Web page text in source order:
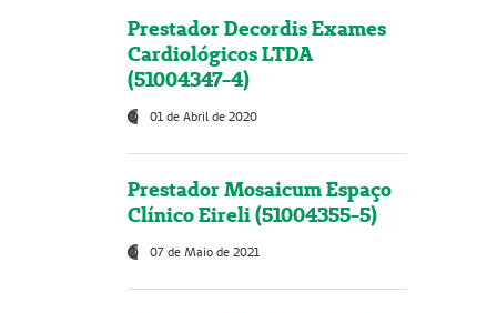
Prestador Decordis Exames
Cardiológicos LTDA
(51004347-4)
01 de Abril de 2020
Prestador Mosaicum Espaço
Clínico Eireli (51004355-5)
07 de Maio de 2021